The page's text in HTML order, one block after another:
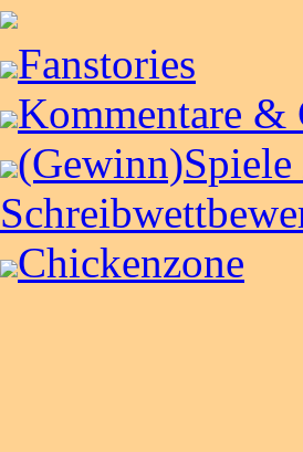
Fanstories
Kommentare &
(Gewinn)Spiele
Chickenzone